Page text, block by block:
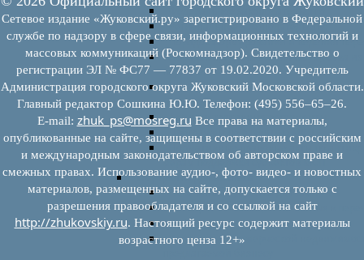
Федеральное законодательство
Региональное законодательство
Порядок формирования и ведения
Порядок предоставления имущества из
перечней
Нормативные правовые акты по
перечней
Административные регламенты
Программы по развитию МСП
Нормативные правовые акты по
мерам поддержки субъектов МСП
Имущество для бизнеса
Перечень имущества для МСП
Паспорта объектов, включенных в
Информация о льготах
Сведения о коммерческой
Сетевое издание «Жуковский.ру» зарегистрировано в Федеральной
службе по надзору в сфере связи, информационных технологий и
массовых коммуникаций (Роскомнадзор). Свидетельство о
регистрации ЭЛ № ФС77 — 77837 от 19.02.2020. Учредитель
Администрация городского округа Жуковский Московской области.
Главный редактор Сошкина Ю.Ю. Телефон: (495) 556–65–26.
E‑mail: zhuk_ps@mosreg.ru Все права на материалы,
опубликованные на сайте, защищены в соответствии с российским
и международным законодательством об авторском праве и
смежных правах. Использование аудио-, фото- видео- и новостных
материалов, размещенных на сайте, допускается только с
разрешения правообладателя и со ссылкой на сайт
http://zhukovskiy.ru. Настоящий ресурс содержит материалы
возрастного ценза 12+»